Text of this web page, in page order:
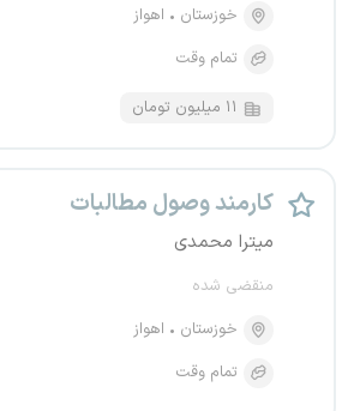
خوزستان
اهواز
تمام وقت
۱۱ میلیون تومان
کارمند وصول مطالبات
میترا محمدی
منقضی شده
خوزستان
اهواز
تمام وقت